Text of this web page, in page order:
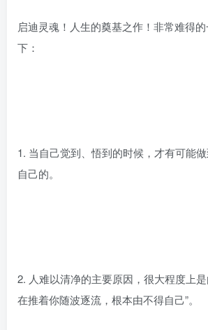
启迪灵魂！人生的奠基之作！非常难得
下：
1. 当自己觉到、悟到的时候，才有可能
自己的。
2. 人难以清净的主要原因，很大程度上
在推着你随波逐流，根本由不得自己”。